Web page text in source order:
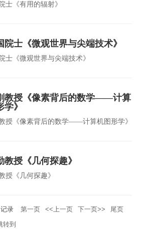
士《有用的辐射》
院士《微观世界与尖端技术》
士《微观世界与尖端技术》
教授《像素背后的数学——计算
》
授《像素背后的数学——计算机图形学》
教授《几何探趣》
授《几何探趣》
记录 第一页 <<上一页 下一页>>
尾页
转到